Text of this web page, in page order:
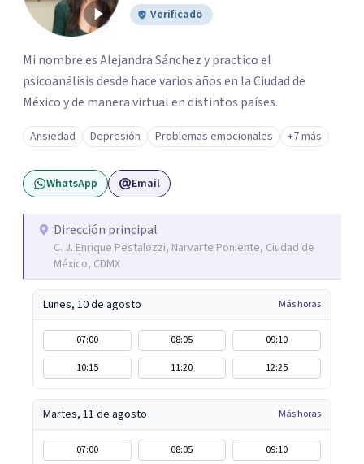
Verificado
Mi nombre es Alejandra Sánchez y practico el
psicoanálisis desde hace varios años en la Ciudad de
México y de manera virtual en distintos países.
Ansiedad Depresión Problemas emocionales +7 más
WhatsApp Email
Dirección principal
C. J. Enrique Pestalozzi, Narvarte Poniente, Ciudad de
México, CDMX
Lunes, 10 de agosto Más horas
07:00 08:05
09:10
10:15
11:20 12:25
Martes, 11 de agosto Más horas
07:00 08:05 09:10